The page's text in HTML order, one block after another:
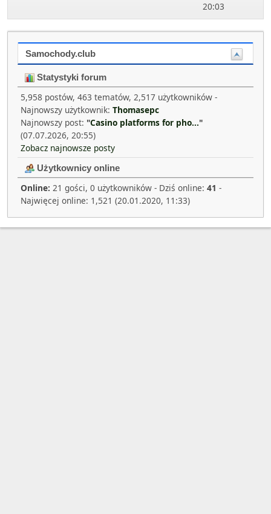
20:03
Samochody.club
Statystyki forum
5,958 postów, 463 tematów, 2,517 użytkowników -
Najnowszy użytkownik: Thomasepc
Najnowszy post: "Casino platforms for pho..."
(07.07.2026, 20:55)
Zobacz najnowsze posty
Użytkownicy online
Online: 21 gości, 0 użytkowników - Dziś online: 41 -
Najwięcej online: 1,521 (20.01.2020, 11:33)